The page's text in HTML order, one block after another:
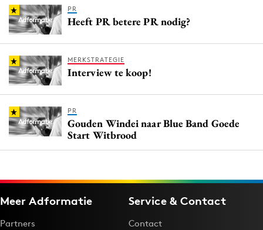
PR
Heeft PR betere PR nodig?
MERKSTRATEGIE
Interview te koop!
PR
Gouden Windei naar Blue Band Goede
Start Witbrood
Meer Adformatie
Partners
Service & Contact
Contact